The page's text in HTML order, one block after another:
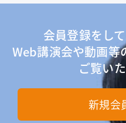
会員登録をし
Web講演会や動画等
ご覧い
新規会